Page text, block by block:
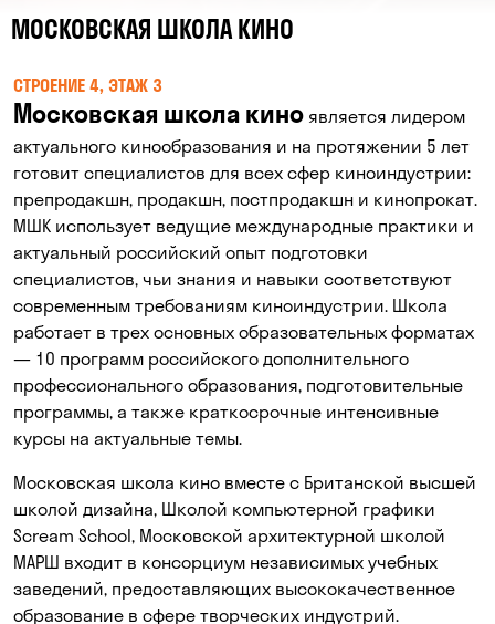
МОСКОВСКАЯ ШКОЛА КИНО
СТРОЕНИЕ 4, ЭТАЖ 3
Московская школа кино является лидером
актуального кинообразования и на протяжении 5 лет
готовит специалистов для всех сфер киноиндустрии:
препродакшн, продакшн, постпродакшн и кинопрокат.
МШК использует ведущие международные практики и
актуальный российский опыт подготовки
специалистов, чьи знания и навыки соответствуют
современным требованиям киноиндустрии. Школа
работает в трех основных образовательных форматах
— 10 программ российского дополнительного
профессионального образования, подготовительные
программы, а также краткосрочные интенсивные
курсы на актуальные темы.
Московская школа кино вместе с Британской высшей
школой дизайна, Школой компьютерной графики
Scream School, Московской архитектурной школой
МАРШ входит в консорциум независимых учебных
заведений, предоставляющих высококачественное
образование в сфере творческих индустрий.